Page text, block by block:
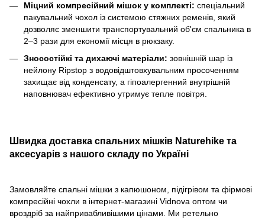
Міцний компресійний мішок у комплекті: спеціальний
пакувальний чохол із системою стяжних ременів, який
дозволяє зменшити транспортувальний об'єм спальника в
2–3 рази для економії місця в рюкзаку.
Зносостійкі та дихаючі матеріали: зовнішній шар із
нейлону Ripstop з водовідштовхувальним просоченням
захищає від конденсату, а гіпоалергенний внутрішній
наповнювач ефективно утримує тепле повітря.
Швидка доставка спальних мішків Naturehike та
аксесуарів з нашого складу по Україні
Замовляйте спальні мішки з капюшоном, підігрівом та фірмові
компресійні чохли в інтернет-магазині Vidnova оптом чи
вроздріб за найпривабливішими цінами. Ми ретельно